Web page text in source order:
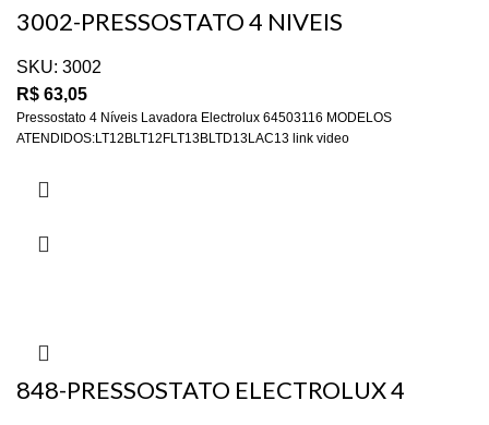
3002-PRESSOSTATO 4 NIVEIS
SKU: 3002
R$ 63,05
Pressostato 4 Níveis Lavadora Electrolux 64503116 MODELOS
ATENDIDOS:LT12BLT12FLT13BLTD13LAC13 link video
848-PRESSOSTATO ELECTROLUX 4